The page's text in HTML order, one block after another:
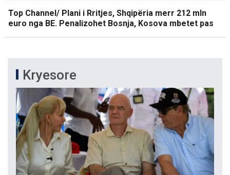
Top Channel/ Plani i Rritjes, Shqipëria merr 212 mln
euro nga BE. Penalizohet Bosnja, Kosova mbetet pas
Kryesore